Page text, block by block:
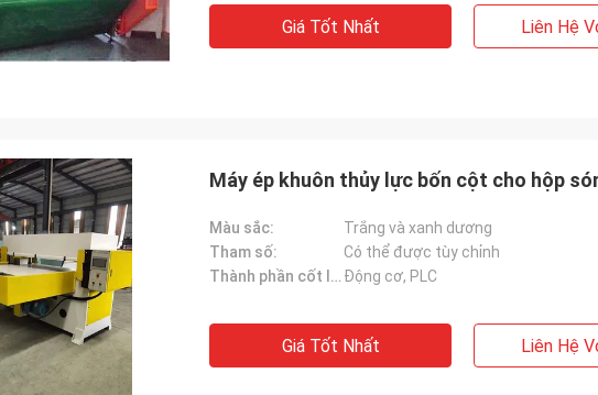
Giá Tốt Nhất Liên Hệ
Máy ép khuôn thủy lực bốn cột cho hộp
Màu sắc:
Trắng và xanh dương
Tham số:
Có thể được tùy chỉnh
Thành phần cốt lõi: Động cơ, PLC
Giá Tốt Nhất Liên Hệ